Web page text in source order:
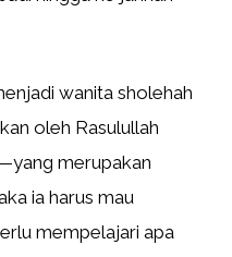
wanita sholehah
oleh Rasulullah
merupakan
ia harus mau
mempelajari apa